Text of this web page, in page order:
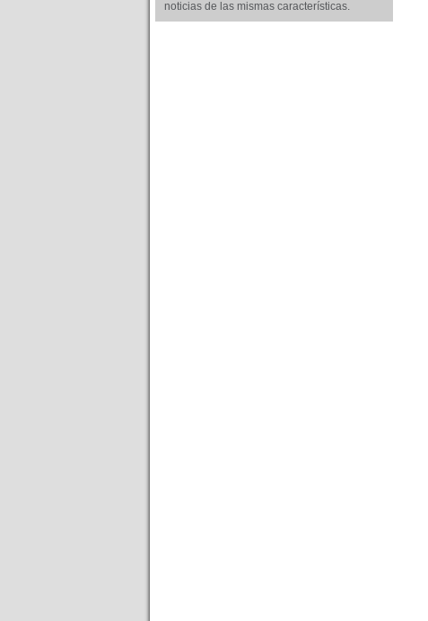
noticias de las mismas características.